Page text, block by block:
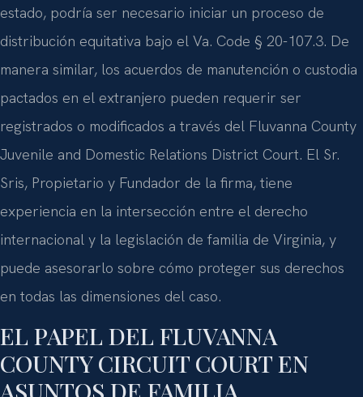
estado, podría ser necesario iniciar un proceso de
distribución equitativa bajo el Va. Code § 20-107.3. De
manera similar, los acuerdos de manutención o custodia
pactados en el extranjero pueden requerir ser
registrados o modificados a través del Fluvanna County
Juvenile and Domestic Relations District Court. El Sr.
Sris, Propietario y Fundador de la firma, tiene
experiencia en la intersección entre el derecho
internacional y la legislación de familia de Virginia, y
puede asesorarlo sobre cómo proteger sus derechos
en todas las dimensiones del caso.
EL PAPEL DEL FLUVANNA
COUNTY CIRCUIT COURT EN